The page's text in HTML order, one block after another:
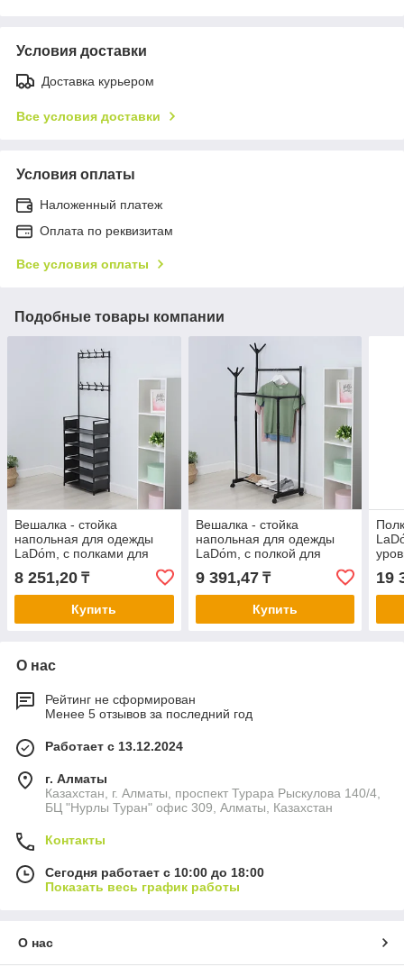
Условия доставки
Доставка курьером
Все условия доставки
Условия оплаты
Наложенный платеж
Оплата по реквизитам
Все условия оплаты
Подобные товары компании
Вешалка - стойка
напольная для одежды
LaDо́m, с полками для
хранения, 5 ярусов,
60×26×172 см, цвет ч ...
8 251,20 ₸
Купить
Вешалка - стойка
напольная для одежды
LaDо́m, с полкой для
обуви, двойная,
80×42×156 см, цвет
чёрный ...
9 391,47₸
Купить
19
О нас
Рейтинг не сформирован
Менее 5 отзывов за последний год
Работает с 13.12.2024
г. Алматы
Казахстан, г. Алматы, проспект Турара Рыскулова 140/4,
БЦ "Нурлы Туран" офис 309, Алматы, Казахстан
Контакты
Сегодня работает с 10:00 до 18:00
Показать весь график работы
О нас